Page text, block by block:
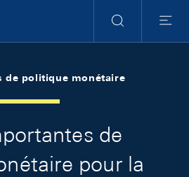
RechercheMenu
de politique monétaire
de
pour la